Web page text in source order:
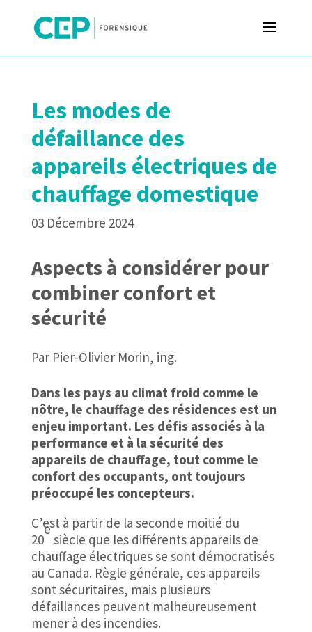
Les modes de
défaillance des
appareils électriques de
chauffage domestique
03 Décembre 2024
Aspects à considérer pour
combiner confort et
sécurité
Par Pier-Olivier Morin, ing.
Dans les pays au climat froid comme le
nôtre, le chauffage des résidences est un
enjeu important. Les défis associés à la
performance et à la sécurité des
appareils de chauffage, tout comme le
confort des occupants, ont toujours
préoccupé les concepteurs.
C’est à partir de la seconde moitié du
20
e
siècle que les différents appareils de
chauffage électriques se sont démocratisés
au Canada. Règle générale, ces appareils
sont sécuritaires, mais plusieurs
défaillances peuvent malheureusement
mener à des incendies.